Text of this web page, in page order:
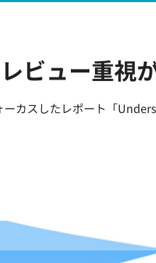
ビュー重視
カスしたレポート「